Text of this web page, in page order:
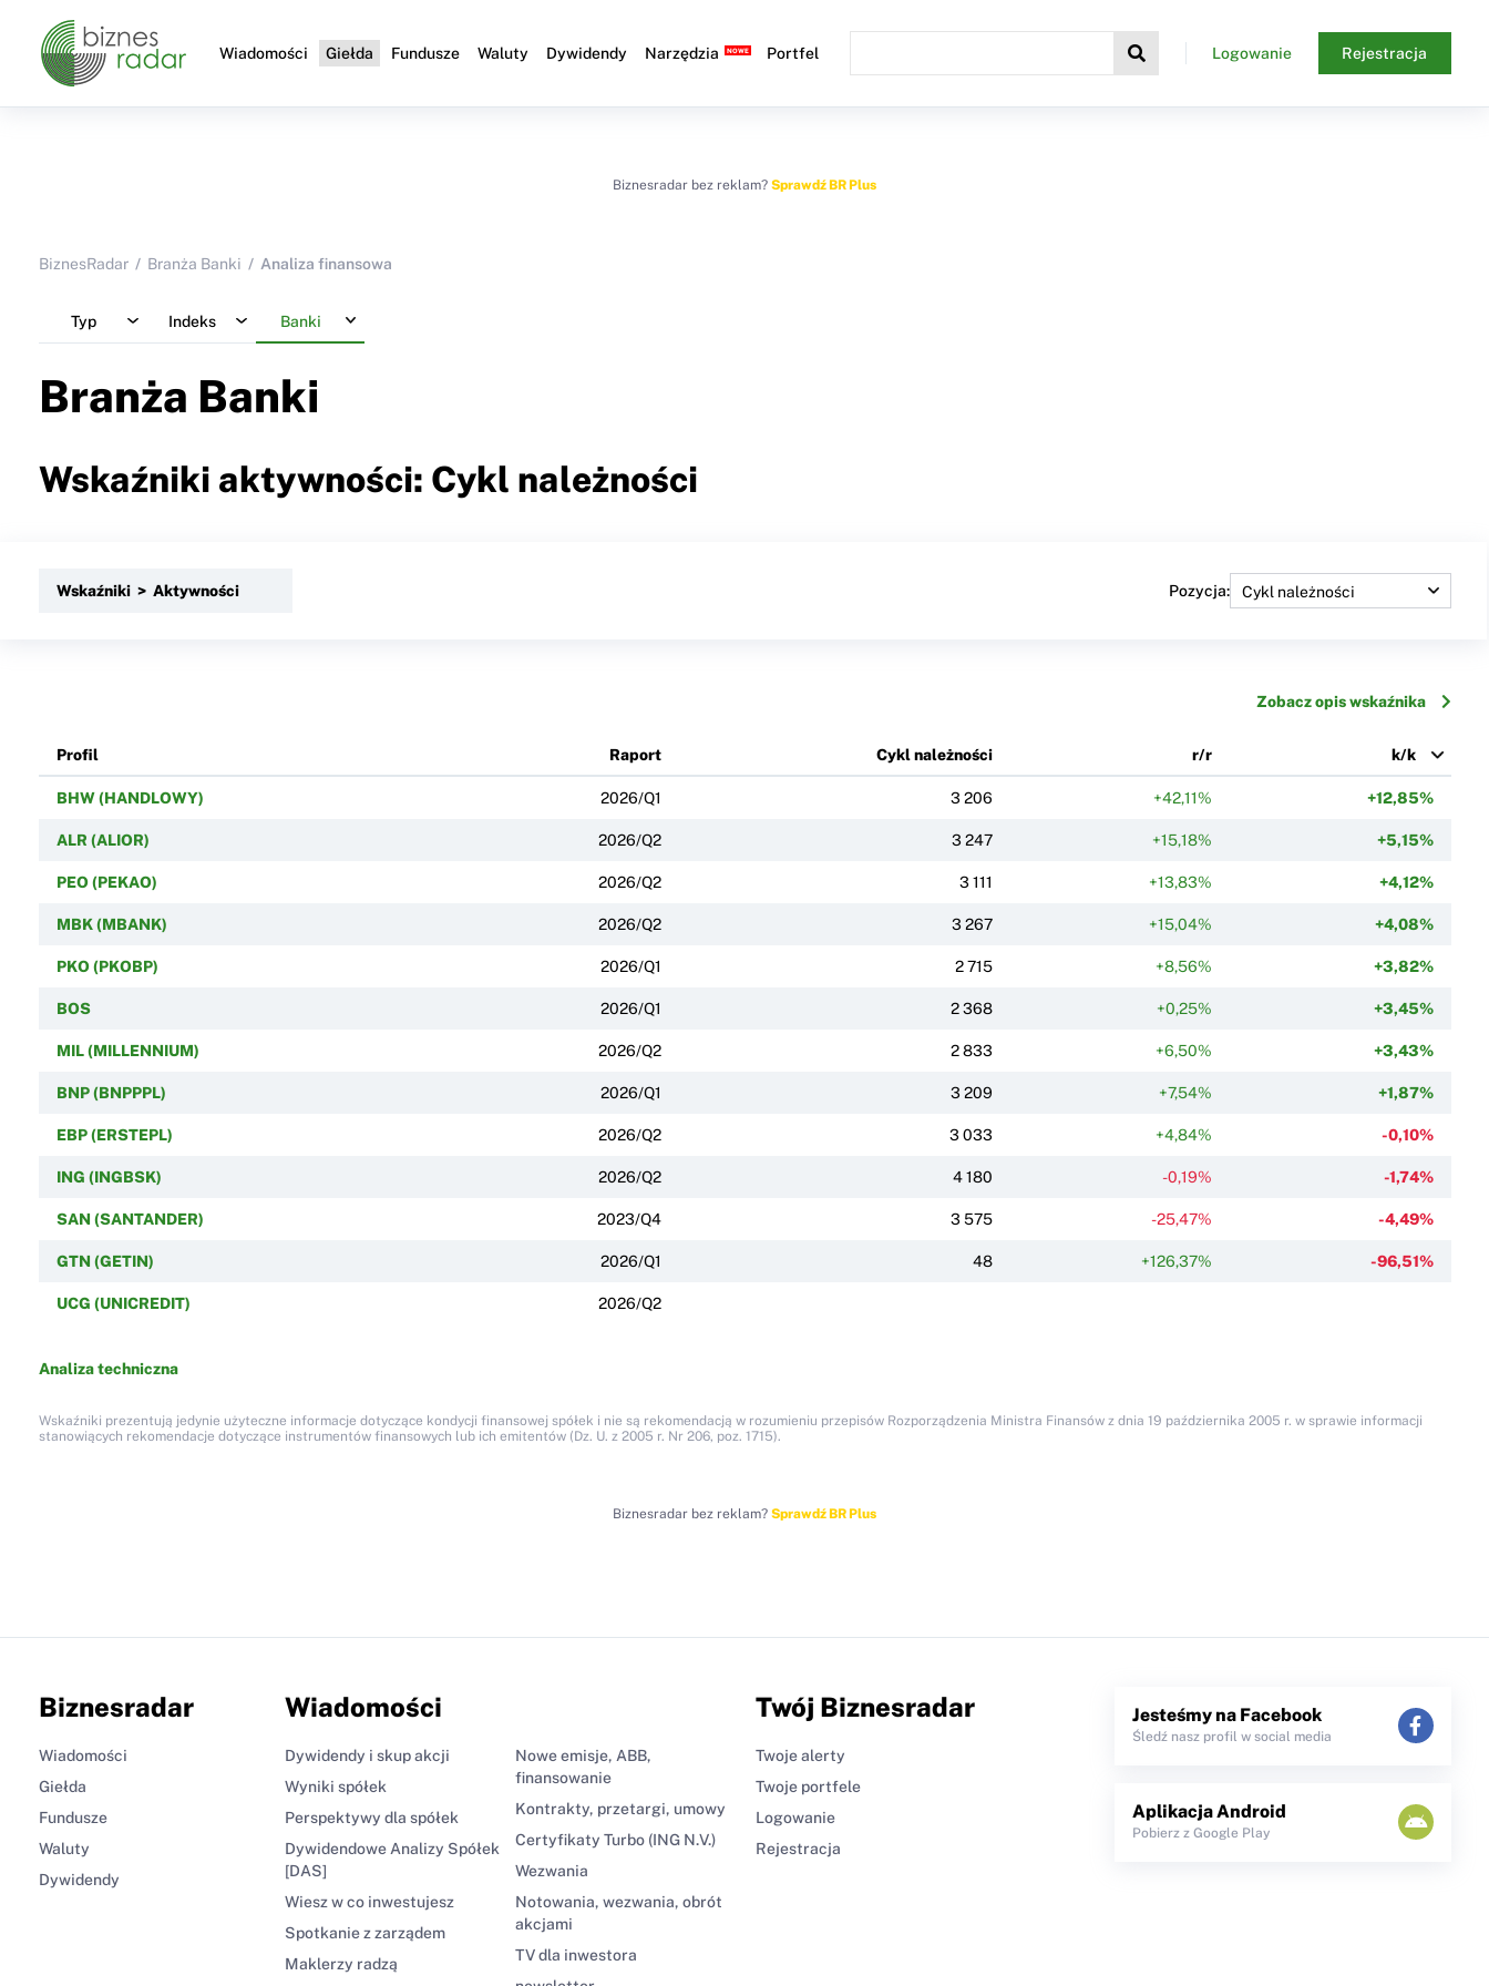
Wiadomości Giełda Fundusze Waluty Dywidendy Narzędzia Portfel Logowanie Rejestracja
Biznesradar bez reklam? Sprawdź BR Plus
BiznesRadar Branża Banki Analiza finansowa
Typ Indeks Banki
Branża Banki
Wskaźniki aktywności: Cykl należności
Wskaźniki > Aktywności Pozycja:
Zobacz opis wskaźnika
Profil Raport Cykl należności r/r k/k
BHW (HANDLOWY) 2026/Q1 3 206 +42,11% +12,85%
ALR (ALIOR) 2026/Q2 3 247 +15,18% +5,15%
PEO (PEKAO) 2026/Q2 3 111 +13,83% +4,12%
MBK (MBANK) 2026/Q2 3 267 +15,04% +4,08%
PKO (PKOBP) 2026/Q1 2 715 +8,56% +3,82%
BOS 2026/Q1 2 368 +0,25% +3,45%
MIL (MILLENNIUM) 2026/Q2 2 833 +6,50% +3,43%
BNP (BNPPPL) 2026/Q1 3 209 +7,54% +1,87%
EBP (ERSTEPL) 2026/Q2 3 033 +4,84% -0,10%
ING (INGBSK) 2026/Q2 4 180 -0,19% -1,74%
SAN (SANTANDER) 2023/Q4 3 575 -25,47% -4,49%
GTN (GETIN) 2026/Q1 48 +126,37% -96,51%
UCG (UNICREDIT) 2026/Q2
Analiza techniczna
Wskaźniki prezentują jedynie użyteczne informacje dotyczące kondycji finansowej spółek i nie są rekomendacją w rozumieniu przepisów Rozporządzenia Ministra Finansów z dnia 19 października 2005 r. w sprawie informacji
stanowiących rekomendacje dotyczące instrumentów finansowych lub ich emitentów (Dz. U. z 2005 r. Nr 206, poz. 1715).
Biznesradar bez reklam? Sprawdź BR Plus
Biznesradar
Wiadomości
Giełda
Fundusze
Waluty
Dywidendy
Wiadomości
Dywidendy i skup akcji
Wyniki spółek
Perspektywy dla spółek
Dywidendowe Analizy Spółek
[DAS]
Wiesz w co inwestujesz
Spotkanie z zarządem
Maklerzy radzą
Nowe emisje, ABB,
finansowanie
Kontrakty, przetargi, umowy
Certyfikaty Turbo (ING N.V.)
Wezwania
Notowania, wezwania, obrót
akcjami
TV dla inwestora
Twój Biznesradar
Twoje alerty
Twoje portfele
Logowanie
Rejestracja
Jesteśmy na Facebook
Śledź nasz profil w social media
Aplikacja Android
Pobierz z Google Play